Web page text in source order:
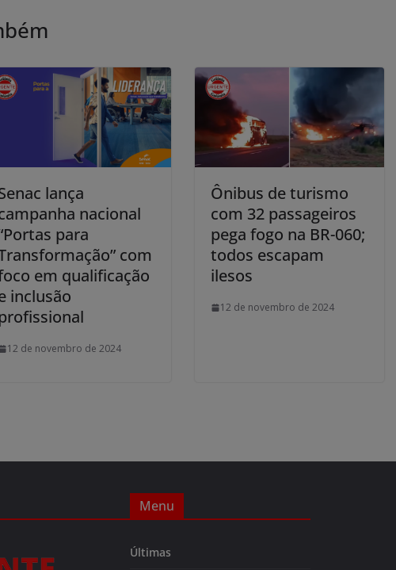
lança
nacional
para
com
em qualificação
inclusão
12 de novembro de 2024
Ônibus de turismo
com 32 passageiros
pega fogo na BR-060;
todos escapam
ilesos
12 de novembro de 2024
Menu
Últimas